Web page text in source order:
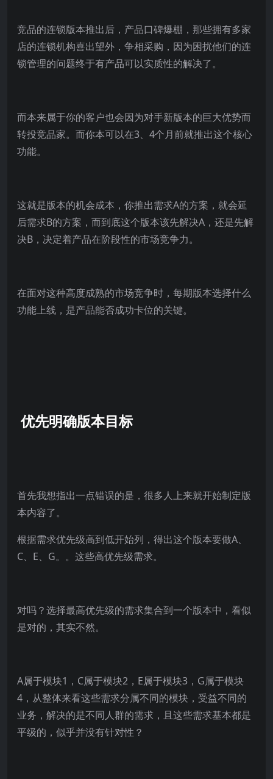
竞品的连锁版本推出后，产品口碑爆棚，那些拥有多家
店的连锁机构喜出望外，争相采购，因为困扰他们的连
锁管理的问题终于有产品可以实质性的解决了。
而本来属于你的客户也会因为对手新版本的巨大优势而
转投竞品家。而你本可以在3、4个月前就推出这个核心
功能。
这就是版本的机会成本，你推出需求A的方案，就会延
后需求B的方案，而到底这个版本该先解决A，还是先解
决B，决定着产品在阶段性的市场竞争力。
在面对这种高度成熟的市场竞争时，每期版本选择什么
功能上线，是产品能否成功卡位的关键。
优先明确版本目标
首先我想指出一点错误的是，很多人上来就开始制定版
本内容了。
根据需求优先级高到低开始列，得出这个版本要做A、
C、E、G。。这些高优先级需求。
对吗？选择最高优先级的需求集合到一个版本中，看似
是对的，其实不然。
A属于模块1，C属于模块2，E属于模块3，G属于模块
4，从整体来看这些需求分属不同的模块，受益不同的
业务，解决的是不同人群的需求，且这些需求基本都是
平级的，似乎并没有针对性？